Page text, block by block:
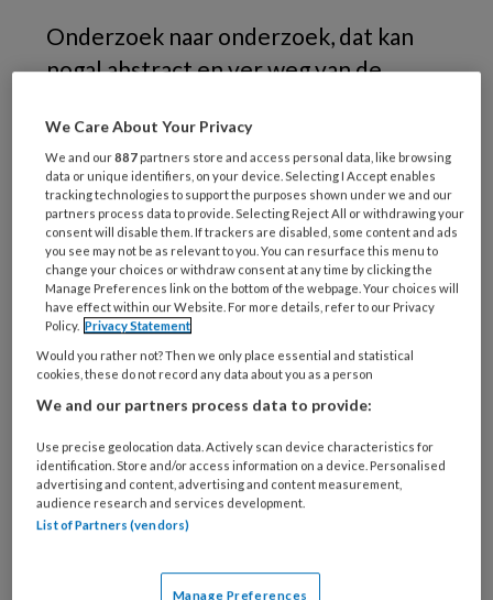
Onderzoek naar onderzoek, dat kan
nogal abstract en ver weg van de
docent en onderzoeker Sociaal Werk
aan Hogeschool Utrecht, promoveert
op sociaal werk-onderzoek, in het
bijzonder praktijkgericht onderzoek
dat sinds 2001 door lectoraten in het
Nederlandse hbo wordt uitgevoerd.
Hoe draagt dat onderzoek bij aan de
doelen van het sociaal werk zelf; aan
sociale inclusie, sociale participatie en
We Care About Your Privacy
We and our887 partners store and access personal data, like browsing
data or unique identifiers, on your device. Selecting I Accept enables
tracking technologies to support the purposes shown under we and our
partners process data to provide. Selecting Reject All or withdrawing your
consent will disable them. If trackers are disabled, some content and ads
you see may not be as relevant to you. You can resurface this menu to
change your choices or withdraw consent at any time by clicking the
Manage Preferences link on the bottom of the webpage. Your choices will
have effect within our Website. For more details, refer to our Privacy
Policy. Privacy Statement
Would you rather not? Then we only place essential and statistical
cookies, these do not record any data about you as a person
We and our partners process data to provide:
Use precise geolocation data. Actively scan device characteristics for
identification. Store and/or access information on a device. Personalised
advertising and content, advertising and content measurement,
audience research and services development.
List of Partners (vendors)
Manage Preferences